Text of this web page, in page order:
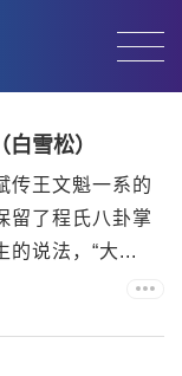
雪松）
传王文魁一系的
留了程氏八卦掌
的说法，“大...